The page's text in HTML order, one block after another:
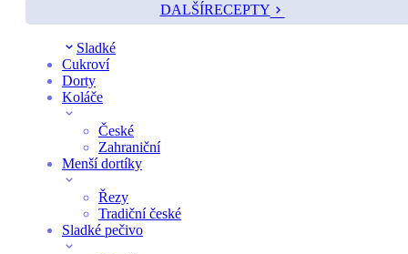
DALŠÍRECEPTY
Sladké
Cukroví
Dorty
Koláče
České
Zahraniční
Menší dortíky
Řezy
Tradiční české
Sladké pečivo